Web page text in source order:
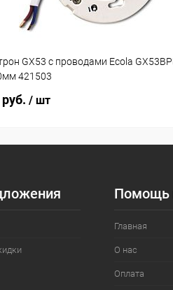
GX53 с проводами Ecola
421503
/ шт
Помощь
Главная
О нас
Оплата